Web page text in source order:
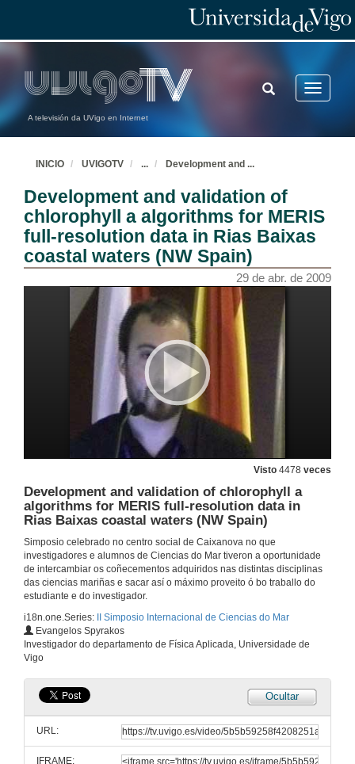
A televisión da UVigo en Internet
Toggle
TOGGLE
SEARCH
INICIO UVIGOTV ... Development and ...
Development and validation of
chlorophyll a algorithms for MERIS
full-resolution data in Rias Baixas
coastal waters (NW Spain)
29 de abr. de 2009
Visto 4478 veces
Development and validation of chlorophyll a
algorithms for MERIS full-resolution data in
Rias Baixas coastal waters (NW Spain)
Simposio celebrado no centro social de Caixanova no que
investigadores e alumnos de Ciencias do Mar tiveron a oportunidade
de intercambiar os coñecementos adquiridos nas distintas disciplinas
das ciencias mariñas e sacar así o máximo proveito ó bo traballo do
estudiante e do investigador.
i18n.one.Series:
II Simposio Internacional de Ciencias do Mar
Evangelos Spyrakos
Investigador do departamento de Física Aplicada, Universidade de
Vigo
Ocultar
URL:
IFRAME: